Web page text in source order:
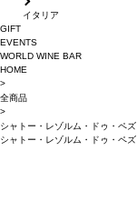
イタリア
GIFT
EVENTS
WORLD WINE BAR
HOME
>
全商品
>
シャトー・レゾルム・ドゥ・ペズ
シャトー・レゾルム・ドゥ・ペズ